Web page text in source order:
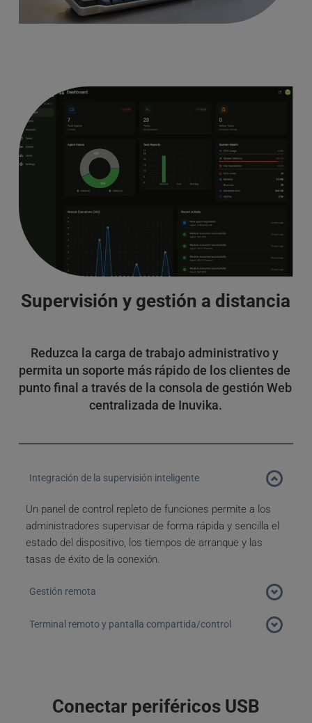
Supervisión y gestión a distancia
Reduzca la carga de trabajo administrativo y
permita un soporte más rápido de los clientes de
punto final a través de la consola de gestión Web
centralizada de Inuvika.
Integración de la supervisión inteligente
Un panel de control repleto de funciones permite a los
administradores supervisar de forma rápida y sencilla el
estado del dispositivo, los tiempos de arranque y las
tasas de éxito de la conexión.
Gestión remota
Realice cambios en la configuración de los
dispositivos terminales, actualizaciones y otras
Terminal remoto y pantalla compartida/control
Conectar periféricos USB